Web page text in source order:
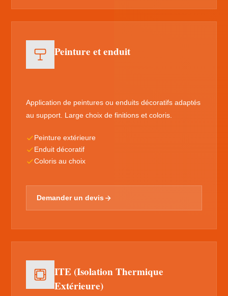
Peinture et enduit
Application de peintures ou enduits décoratifs adaptés
au support. Large choix de finitions et coloris.
Peinture extérieure
Enduit décoratif
Coloris au choix
Demander un devis
ITE (Isolation Thermique
Extérieure)